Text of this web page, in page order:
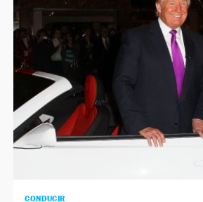
NEWSLETTER
SÍGUENOS
CONDUCIR